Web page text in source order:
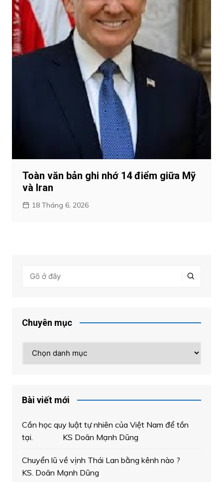
Toàn văn bản ghi nhớ 14 điểm giữa Mỹ
và Iran
18 Tháng 6, 2026
Chuyên mục
mục
Bài viết mới
Cần học quy luật tự nhiên của Việt Nam để tồn
tại. KS Doãn Mạnh Dũng
Chuyển lũ về vịnh Thái Lan bằng kênh nào ?
KS. Doãn Mạnh Dũng